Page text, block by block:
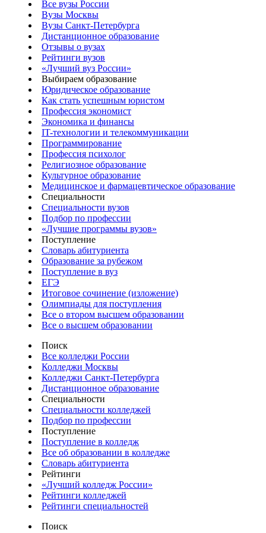
Все вузы России
Вузы Москвы
Вузы Санкт-Петербурга
Дистанционное образование
Отзывы о вузах
Рейтинги вузов
«Лучший вуз России»
Выбираем образование
Юридическое образование
Как стать успешным юристом
Профессия экономист
Экономика и финансы
IT-технологии и телекоммуникации
Программирование
Профессия психолог
Религиозное образование
Культурное образование
Медицинское и фармацевтическое образование
Специальности
Специальности вузов
Подбор по профессии
«Лучшие программы вузов»
Поступление
Словарь абитуриента
Образование за рубежом
Поступление в вуз
ЕГЭ
Итоговое сочинение (изложение)
Олимпиады для поступления
Все о втором высшем образовании
Все о высшем образовании
Поиск
Все колледжи России
Колледжи Москвы
Колледжи Санкт-Петербурга
Дистанционное образование
Специальности
Специальности колледжей
Подбор по профессии
Поступление
Поступление в колледж
Все об образовании в колледже
Словарь абитуриента
Рейтинги
«Лучший колледж России»
Рейтинги колледжей
Рейтинги специальностей
Поиск